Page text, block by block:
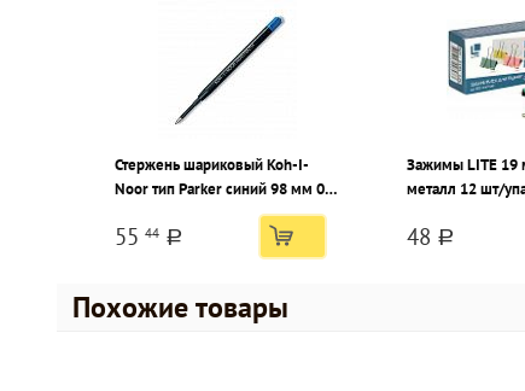
Стержень шариковый Koh-I-
Noor тип Parker синий 98 мм 0,8
55 44 a
Зажимы LITE 19
металл 12 шт/
48 a
Похожие товары